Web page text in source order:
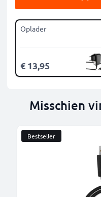
Oplader
€ 13,95
Misschien
Bestseller